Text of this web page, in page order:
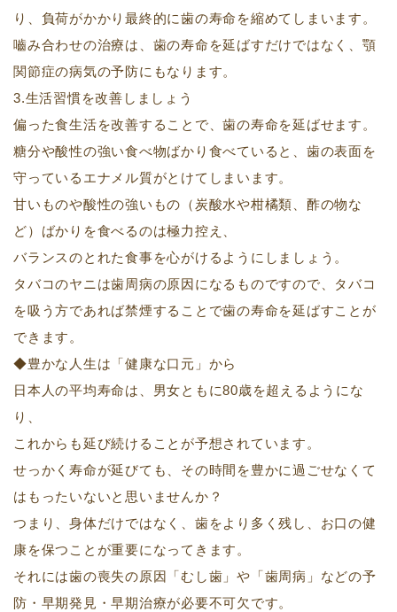
り、負荷がかかり最終的に歯の寿命を縮めてしまいます。
嚙み合わせの治療は、歯の寿命を延ばすだけではなく、顎
関節症の病気の予防にもなります。
3.生活習慣を改善しましょう
偏った食生活を改善することで、歯の寿命を延ばせます。
糖分や酸性の強い食べ物ばかり食べていると、歯の表面を
守っているエナメル質がとけてしまいます。
甘いものや酸性の強いもの（炭酸水や柑橘類、酢の物な
ど）ばかりを食べるのは極力控え、
バランスのとれた食事を心がけるようにしましょう。
タバコのヤニは歯周病の原因になるものですので、タバコ
を吸う方であれば禁煙することで歯の寿命を延ばすことが
できます。
◆豊かな人生は「健康な口元」から
日本人の平均寿命は、男女ともに80歳を超えるようにな
り、
これからも延び続けることが予想されています。
せっかく寿命が延びても、その時間を豊かに過ごせなくて
はもったいないと思いませんか？
つまり、身体だけではなく、歯をより多く残し、お口の健
康を保つことが重要になってきます。
それには歯の喪失の原因「むし歯」や「歯周病」などの予
防・早期発見・早期治療が必要不可欠です。